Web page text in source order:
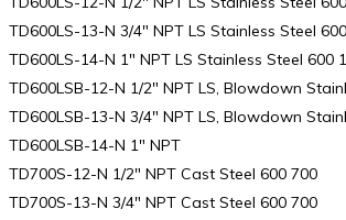
TD600LS-13-N 3/4″ NPT LS Stainless Steel
TD600LS-14-N 1″ NPT LS Stainless Steel 600
TD600LSB-12-N 1/2″ NPT LS, Blowdown
TD600LSB-13-N 3/4″ NPT LS, Blowdown
TD600LSB-14-N 1″ NPT
TD700S-12-N 1/2″ NPT Cast Steel 600 700
TD700S-13-N 3/4″ NPT Cast Steel 600 700